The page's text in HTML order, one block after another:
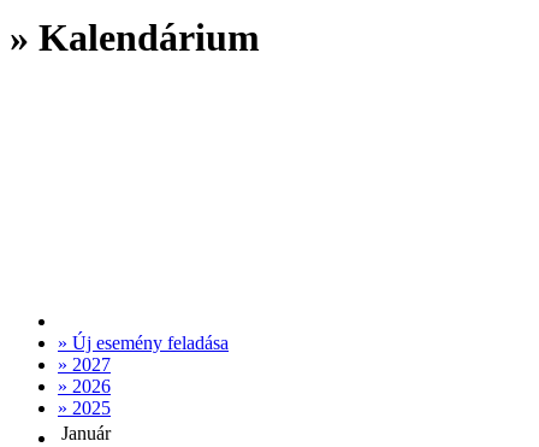
» Kalendárium
» Új esemény feladása
» 2027
» 2026
» 2025
Január